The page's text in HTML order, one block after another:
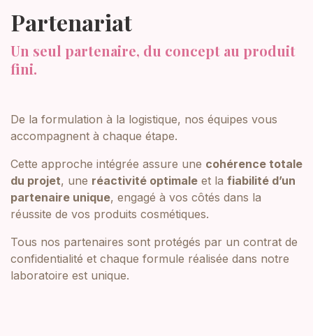
Partenariat
Un seul partenaire, du concept au produit
fini.
De la formulation à la logistique, nos équipes vous
accompagnent à chaque étape.
Cette approche intégrée assure une cohérence totale
du projet, une réactivité optimale et la fiabilité d’un
partenaire unique, engagé à vos côtés dans la
réussite de vos produits cosmétiques.
Tous nos partenaires sont protégés par un contrat de
confidentialité et chaque formule réalisée dans notre
laboratoire est unique.